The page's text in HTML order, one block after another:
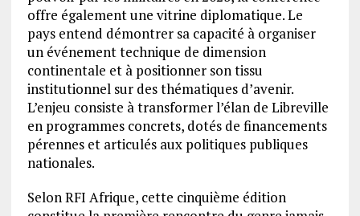
offre également une vitrine diplomatique. Le
pays entend démontrer sa capacité à organiser
un événement technique de dimension
continentale et à positionner son tissu
institutionnel sur des thématiques d’avenir.
L’enjeu consiste à transformer l’élan de Libreville
en programmes concrets, dotés de financements
pérennes et articulés aux politiques publiques
nationales.
Selon RFI Afrique, cette cinquième édition